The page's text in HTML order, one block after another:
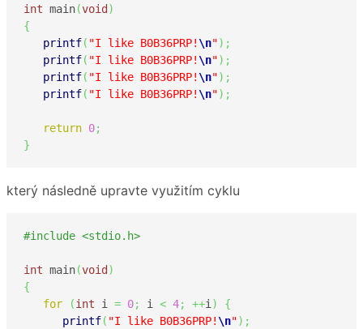
int main(void )
{
printf( "I like B0B36PRP! \n") ;
printf( "I like B0B36PRP! \n") ;
printf( "I like B0B36PRP! \n") ;
printf( "I like B0B36PRP! \n") ;
return 0;
}
který následně upravte využitím cyklu
#include <stdio.h>
int main(void )
{
for
(int i = 0; i < 4; ++i )
{
printf( "I like B0B36PRP! \n") ;